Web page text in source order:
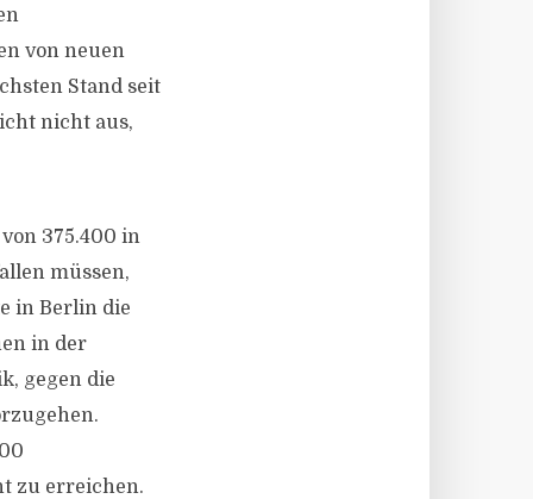
von neuen
Stand seit
nicht aus,
375.400 in
müssen,
in Berlin die
in der
gegen die
zu erreichen.